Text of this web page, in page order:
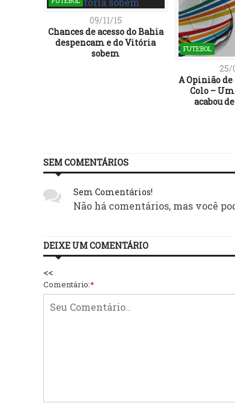
09/11/15
Chances de acesso do Bahia
despencam e do Vitória
sobem
FUTEBOL
25/
A Opinião de
Colo –
acabou
SEM COMENTÁRIOS
Sem Comentários!
Não há comentários, mas você
DEIXE UM COMENTÁRIO
<<
Comentário:*